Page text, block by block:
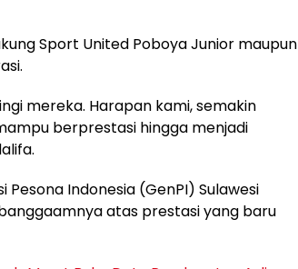
Sport United Poboya Junior maupun
mereka. Harapan kami, semakin
berprestasi hingga menjadi
Indonesia (GenPI) Sulawesi
atas prestasi yang baru